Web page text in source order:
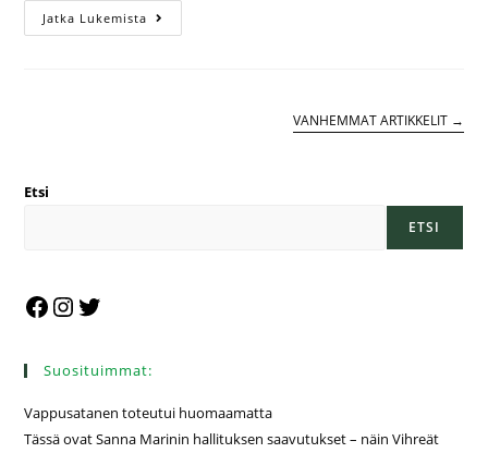
Jatka Lukemista
VANHEMMAT ARTIKKELIT →
Etsi
ETSI
Suosituimmat:
Vappusatanen toteutui huomaamatta
Tässä ovat Sanna Marinin hallituksen saavutukset – näin Vihreät